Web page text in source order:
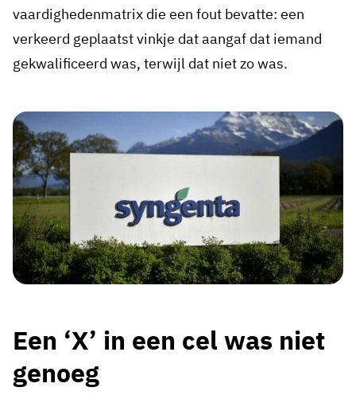
vaardighedenmatrix die een fout bevatte: een
verkeerd geplaatst vinkje dat aangaf dat iemand
gekwalificeerd was, terwijl dat niet zo was.
Een ‘X’ in een cel was niet
genoeg